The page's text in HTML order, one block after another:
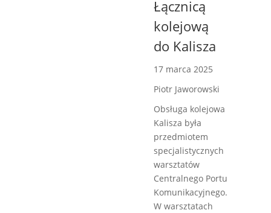
Łącznicą
kolejową
do Kalisza
17 marca 2025
Piotr Jaworowski
Obsługa kolejowa
Kalisza była
przedmiotem
specjalistycznych
warsztatów
Centralnego Portu
Komunikacyjnego.
W warsztatach